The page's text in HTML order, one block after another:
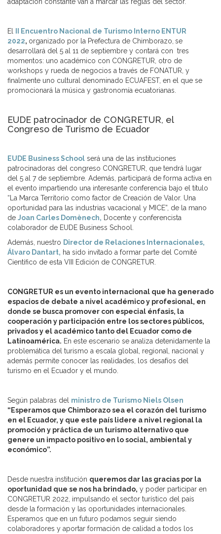
El
II Encuentro Nacional de Turismo Interno ENTUR
2022, organizado por la Prefectura de Chimborazo, se
desarrollará del 5 al 11 de septiembre y contará con tres
momentos: uno académico con CONGRETUR, otro de
workshops y rueda de negocios a través de FONATUR, y
finalmente uno cultural denominado ECUAFEST, en el que se
promocionará la música y gastronomía ecuatorianas.
EUDE patrocinador de CONGRETUR, el
Congreso de Turismo de Ecuador
EUDE Business School será una de las instituciones
patrocinadoras del congreso CONGRETUR, que tendrá lugar
del 5 al 7 de septiembre. Además, participará de forma activa en
el evento impartiendo una interesante conferencia bajo el título
“La Marca Territorio como factor de Creación de Valor. Una
oportunidad para las industrias vacacional y MICE”, de la mano
de Joan Carles Domènech, Docente y conferencista
colaborador de EUDE Business School.
Además, nuestro Director de Relaciones Internacionales,
Álvaro Dantart, ha sido invitado a formar parte del Comité
Científico de esta VIII Edición de CONGRETUR.
CONGRETUR es un evento internacional que ha generado
espacios de debate a nivel académico y profesional, en
donde se busca promover con especial énfasis, la
cooperación y participación entre los sectores públicos,
privados y el académico tanto del Ecuador como de
Latinoamérica. En este escenario se analiza detenidamente la
problemática del turismo a escala global, regional, nacional y
además permite conocer las realidades, los desafíos del
turismo en el Ecuador y el mundo.
Según palabras del ministro de Turismo Niels Olsen
“Esperamos que Chimborazo sea el corazón del turismo
en el Ecuador, y que este país lidere a nivel regional la
promoción y práctica de un turismo alternativo que
genere un impacto positivo en lo social, ambiental y
económico”.
Desde nuestra institución queremos dar las gracias por la
oportunidad que se nos ha brindado, y poder participar en
CONGRETUR 2022, impulsando el sector turístico del país
desde la formación y las oportunidades internacionales.
Esperamos que en un futuro podamos seguir siendo
colaboradores y aportar formación de calidad a todos los